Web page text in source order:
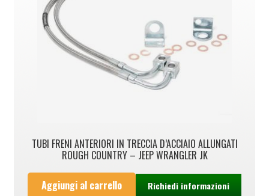
TUBI FRENI ANTERIORI IN TRECCIA D’ACCIAIO ALLUNGATI
ROUGH COUNTRY – JEEP WRANGLER JK
Aggiungi al carrello Richiedi informazioni